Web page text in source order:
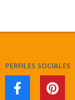
PERFILES SOCIALES